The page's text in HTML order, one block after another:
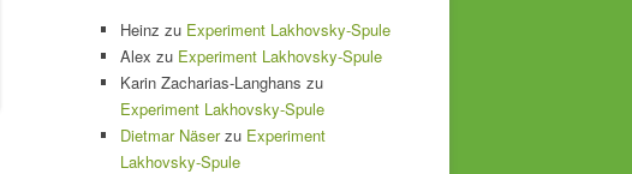
Heinz zu Experiment Lakhovsky-Spule
Alex zu Experiment Lakhovsky-Spule
Karin Zacharias-Langhans zu
Experiment Lakhovsky-Spule
Dietmar Näserzu Experiment
Lakhovsky-Spule